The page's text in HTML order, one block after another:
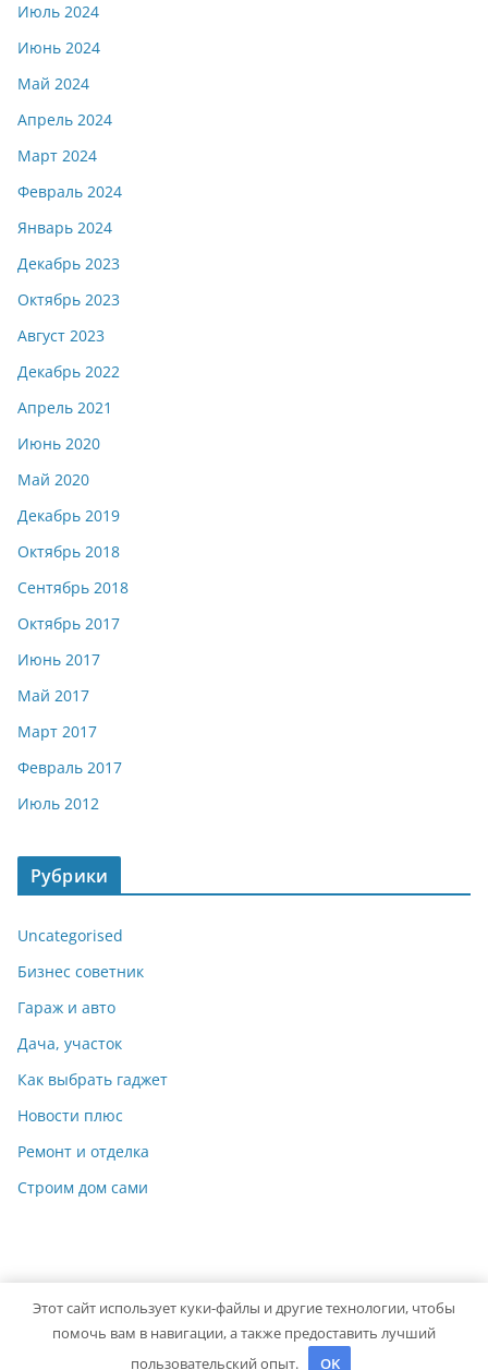
Июль 2024
Июнь 2024
Май 2024
Апрель 2024
Март 2024
Февраль 2024
Январь 2024
Декабрь 2023
Октябрь 2023
Август 2023
Декабрь 2022
Апрель 2021
Июнь 2020
Май 2020
Декабрь 2019
Октябрь 2018
Сентябрь 2018
Октябрь 2017
Июнь 2017
Май 2017
Март 2017
Февраль 2017
Июль 2012
Рубрики
Uncategorised
Бизнес советник
Гараж и авто
Дача, участок
Как выбрать гаджет
Новости плюс
Ремонт и отделка
Строим дом сами
Copyright © 2026 Мастер на Все Руки. Powered byColorMag
Этот сайт использует куки-файлы и другие технологии, чтобы
помочь вам в навигации, а также предоставить лучший
пользовательский опыт.
OK